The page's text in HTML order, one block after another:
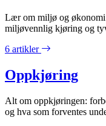
Lær om miljø og
miljøvennlig kjøring og
6 artikler
Oppkjøring
Alt om oppkjøringen:
og hva som forventes